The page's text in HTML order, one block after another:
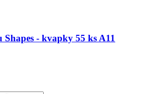
Shapes - kvapky 55 ks A11